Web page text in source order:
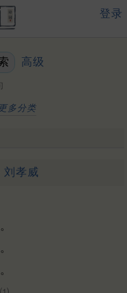
登录
高级
更多分类
刘孝威